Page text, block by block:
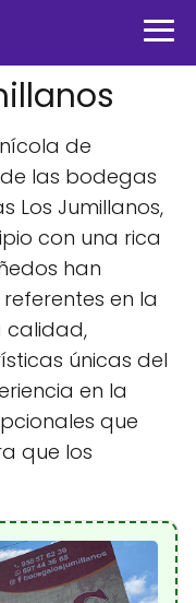
de
las bodegas
Los Jumillanos,
con una rica
han
en la
calidad,
únicas del
en la
que
que los